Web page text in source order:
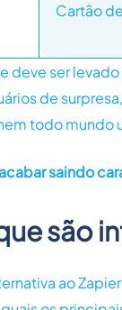
Cartão
deve ser
de
todo mundo
saindo
são
ao